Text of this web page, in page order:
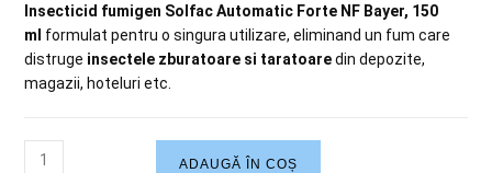
Insecticid fumigen Solfac Automatic Forte NF Bayer, 150
ml formulat pentru o singura utilizare, eliminand un fum care
distruge insectele zburatoare si taratoaredin depozite,
magazii, hoteluri etc.
ADAUGĂ ÎN COȘ